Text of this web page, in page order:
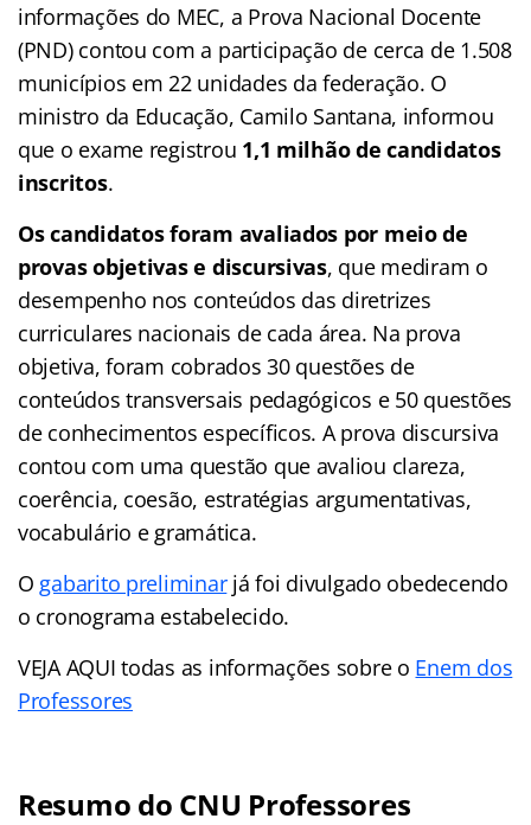
informações do MEC, a Prova Nacional Docente
(PND) contou com a participação de cerca de 1.508
municípios em 22 unidades da federação. O
ministro da Educação, Camilo Santana, informou
que o exame registrou 1,1 milhão de candidatos
inscritos.
Os candidatos foram avaliados por meio de
provas objetivas e discursivas, que mediram o
desempenho nos conteúdos das diretrizes
curriculares nacionais de cada área. Na prova
objetiva, foram cobrados 30 questões de
conteúdos transversais pedagógicos e 50 questões
de conhecimentos específicos. A prova discursiva
contou com uma questão que avaliou clareza,
coerência, coesão, estratégias argumentativas,
vocabulário e gramática.
O gabarito preliminarjá foi divulgado obedecendo
o cronograma estabelecido.
VEJA AQUI todas as informações sobre o Enem dos
Professores
Resumo do CNU Professores